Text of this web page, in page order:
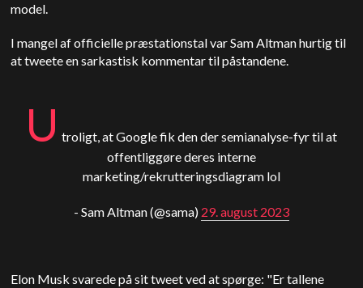
model.
I mangel af officielle præstationstal var Sam Altman hurtig til
at tweete en sarkastisk kommentar til påstandene.
U troligt, at Google fik den der semianalyse-fyr til at
offentliggøre deres interne
marketing/rekrutteringsdiagram lol
- Sam Altman (@sama) 29. august 2023
Elon Musk svarede på sit tweet ved at spørge: "Er tallene